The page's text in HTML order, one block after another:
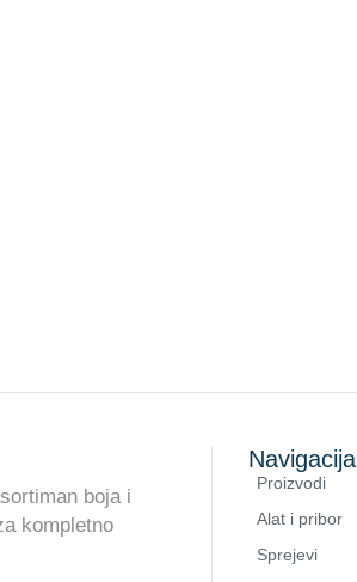
boja i
kompletno
Navigacija
Proizvodi
Alat i pribor
Sprejevi